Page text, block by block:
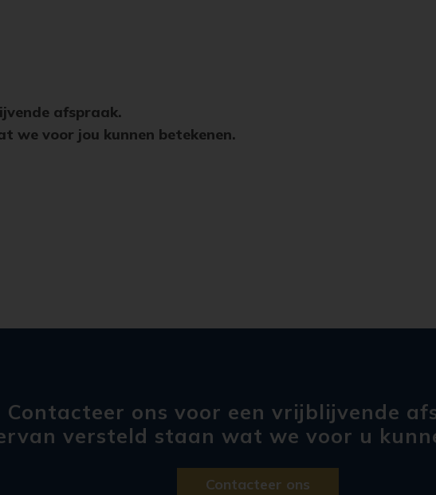
afspraak.
we voor jou kunnen betekenen.
Contacteer ons voor een vrijblijvende
versteld staan wat we voor u
Contacteer ons